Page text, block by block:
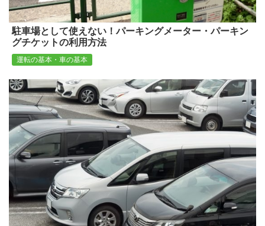
駐車場として使えない！パーキングメーター・パーキン
グチケットの利用方法
運転の基本・車の基本